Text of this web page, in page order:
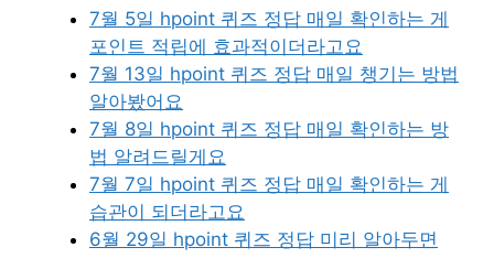
7월 5일 hpoint 퀴즈 정답 매일 확인하는 게
포인트 적립에 효과적이더라고요
7월 13일 hpoint 퀴즈 정답 매일 챙기는 방법
알아봤어요
7월 8일 hpoint 퀴즈 정답 매일 확인하는 방
법 알려드릴게요
7월 7일 hpoint 퀴즈 정답 매일 확인하는 게
습관이 되더라고요
6월 29일 hpoint 퀴즈 정답 미리 알아두면